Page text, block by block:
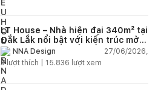
LT House – Nhà hiện đại 340m² tại
Đắk Lắk nổi bật với kiến trúc mở
và hệ sân vườn kết nối thiên
nhiên
NNA Design
27/06/2026,
3lượt thích | 15.836 lượt xem